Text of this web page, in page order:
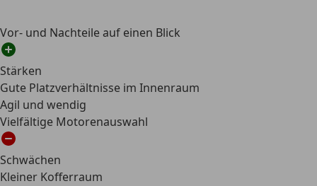
Vor- und Nachteile auf einen Blick
Stärken
Gute Platzverhältnisse im Innenraum
Agil und wendig
Vielfältige Motorenauswahl
Schwächen
Kleiner Kofferraum